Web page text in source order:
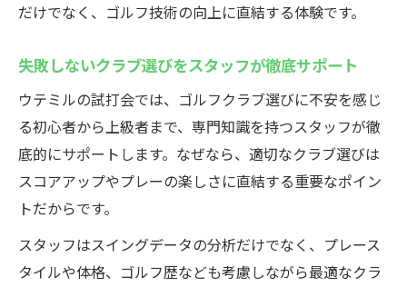
だけでなく、ゴルフ技術の向上に直結する体験です。
失敗しないクラブ選びをスタッフが徹底サポート
ウテミルの試打会では、ゴルフクラブ選びに不安を感じ
る初心者から上級者まで、専門知識を持つスタッフが徹
底的にサポートします。なぜなら、適切なクラブ選びは
スコアアップやプレーの楽しさに直結する重要なポイン
トだからです。
スタッフはスイングデータの分析だけでなく、プレース
タイルや体格、ゴルフ歴なども考慮しながら最適なクラ